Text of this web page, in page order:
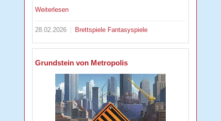
Weiterlesen
28.02.2026 Brettspiele Fantasyspiele
Grundstein von Metropolis